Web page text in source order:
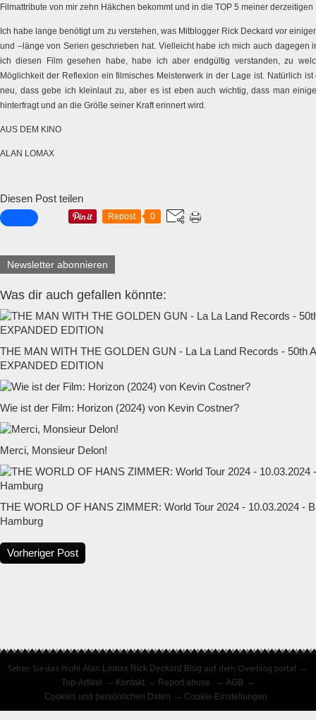
Filmattribute von mir zehn Häkchen bekommt und in die TOP 5 meiner
Ich habe lange benötigt um zu verstehen, was Mitblogger Rick Deckard vor
und –länge von Serien geschrieben hat. Vielleicht habe ich mich auch dagegen
ich diesen Film gesehen habe, habe ich aber endgültig verstanden, zu
Möglichkeit der Reflexion ein filmisches Meisterwerk in der Lage ist. Natürlich
neu, dass gebe ich kleinlaut zu, aber es ist eben auch wichtig, dass man
hinterfragt und an die Größe seiner Kraft erinnert wird.
AUS DEM KINO
ALAN LOMAX
Diesen Post teilen
Repost 0
Newsletter abonnieren
Was dir auch gefallen könnte:
THE MAN WITH THE GOLDEN GUN - La La Land Records - 50th
EXPANDED EDITION
Wie ist der Film: Horizon (2024) von Kevin Costner?
Merci, Monsieur Delon!
THE WORLD OF HANS ZIMMER: World Tour 2024 - 10.03.2024 -
Hamburg
Vorheriger Post
Sehen Sie das ProfilAlan Lomax Rick Deckard Blog auf dem Overblog portal
Top-Artikel
Kontakt Report abuse
AGB
Cookies und persönlichen Daten
Cookie-Einstellungen